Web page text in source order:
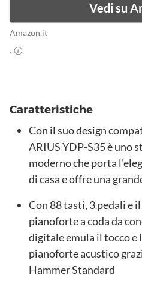
Vedi su
Amazon.it
.
Caratteristiche
Con il suo design
ARIUS YDP-S35 è uno
moderno che porta
di casa e offre una
Con 88 tasti, 3 pedali e
pianoforte a coda da
digitale emula il tocco e
pianoforte acustico
Hammer Standard